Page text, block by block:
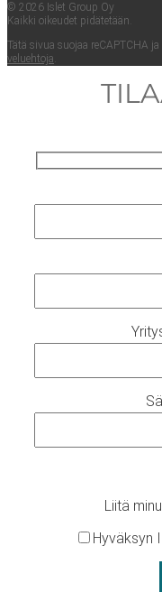
© 2026 Islet Group Oy
Kaik­ki oikeu­det pidätetään.
Tätä sivua suo­jaa reCAPTC­HA
ve­lueh­to­ja.
Liitä
Hyväksyn